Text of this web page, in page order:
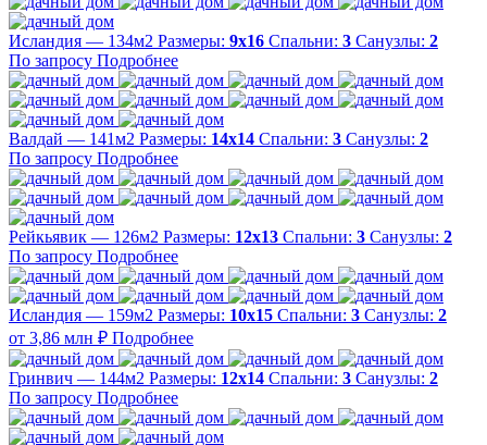
Исландия — 134м2 Размеры: 9х16 Спальни: 3 Санузлы: 2
По запросу Подробнее
Валдай — 141м2 Размеры: 14х14 Спальни: 3 Санузлы: 2
По запросу Подробнее
Рейкьявик — 126м2 Размеры: 12х13 Спальни: 3 Санузлы: 2
По запросу Подробнее
Исландия — 159м2 Размеры: 10х15 Спальни: 3 Санузлы: 2
от 3,86 млн ₽ Подробнее
Гринвич — 144м2 Размеры: 12х14 Спальни: 3 Санузлы: 2
По запросу Подробнее